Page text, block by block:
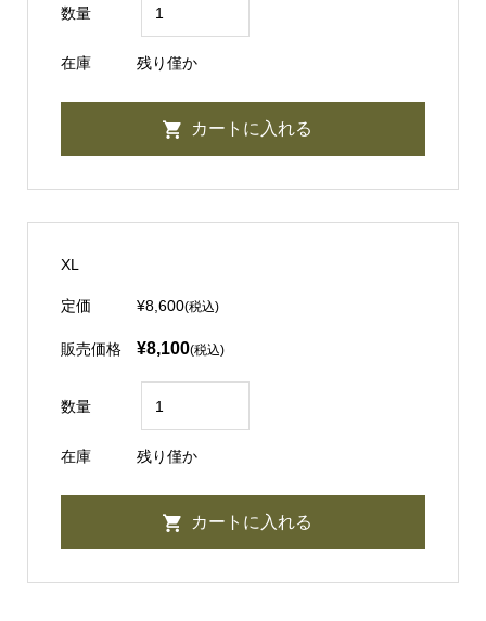
数量
在庫 残り僅か
XL
定価 ¥8,600(税込)
販売価格 ¥8,100(税込)
数量
在庫 残り僅か